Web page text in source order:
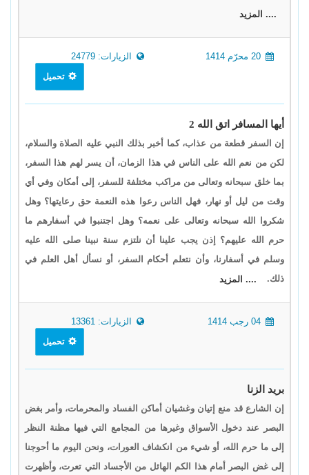
.... المزيد
الزيارات: 24779
تحميل
أيها المسافر اتق الله 2
إن السفر قطعة من عذاب، كما أخبر بذلك النبي عليه الصلاة والسلام،
لكن من نعم الله على الناس في هذا الزمان، أن يسر لهم هذا السفر،
بما خلق سبحانه وتعالى من مراكب مختلفة للسفر، إلى أمكان وفي أي
وقت من ليل أو نهار، فهل الناس رعوا هذه النعمة حق رعايتها؟ وهل
شكروا الله سبحانه وتعالى على نعمه؟ وهل اجتنبوا في أسفارهم ما
حرم الله عليهم؟ إذن يجب علينا أن نلتزم سنة نبينا صلى الله عليه
وسلم في أسفارنا، وأن نتعلم أحكام السفر، أو نسأل أهل العلم في
ذلك.
.... المزيد
الزيارات: 13361
تحميل
بريد الزنا
إن الشارع قد منع إتيان وغشيان أماكن الفساد والمحرمات، وأمر بغض
البصر عند دخول الأسواق وغيرها من المجامع التي فيها مظنة النظر
إلى ما حرم الله، أو شيء من انكشاف العورات، ونحن اليوم ما أحوجنا
إلى غض البصر أمام هذا الكم الهائل من الأجساد التي تعرت، وأظهرت